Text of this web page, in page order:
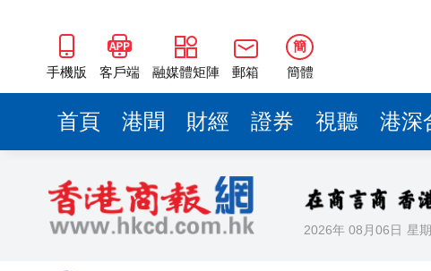
手機版 客戶端 融媒體矩陣 郵箱
簡
簡體
首頁 港聞 財經 證券 視聽 港深
2026年 08月06日 星
家鄉市集嘉年華第二日 攤檔推優惠
威海特色非遺「花餑餑」亮相香港
有片｜私家車西九龍公路起火 全車
山東土地集團8.9億控股嘉華股份，
Q1淨利大增52%、「北鯤」密集落